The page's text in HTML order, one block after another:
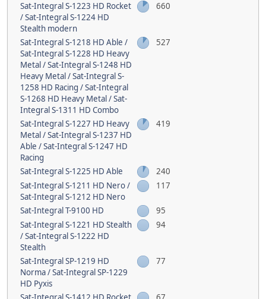
Sat-Integral S-1223 HD Rocket
/ Sat-Integral S-1224 HD
Stealth modern
660
Sat-Integral S-1218 HD Able /
Sat-Integral S-1228 HD Heavy
Metal / Sat-Integral S-1248 HD
Heavy Metal / Sat-Integral S-
1258 HD Racing / Sat-Integral
S-1268 HD Heavy Metal / Sat-
Integral S-1311 HD Combo
527
Sat-Integral S-1227 HD Heavy
Metal / Sat-Integral S-1237 HD
Able / Sat-Integral S-1247 HD
Racing
419
Sat-Integral S-1225 HD Able
240
Sat-Integral S-1211 HD Nero /
Sat-Integral S-1212 HD Nero
117
Sat-Integral T-9100 HD
95
Sat-Integral S-1221 HD Stealth
/ Sat-Integral S-1222 HD
Stealth
94
Sat-Integral SP-1219 HD
Norma / Sat-Integral SP-1229
HD Pyxis
77